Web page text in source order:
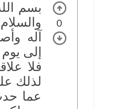
0
بسم
آله
إلى
فلا
لذلك
عما